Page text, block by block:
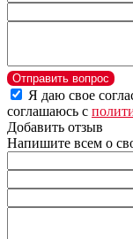
Отправить вопрос
Я даю свое
соглашаюсь с
Добавить отзыв
Напишите всем о